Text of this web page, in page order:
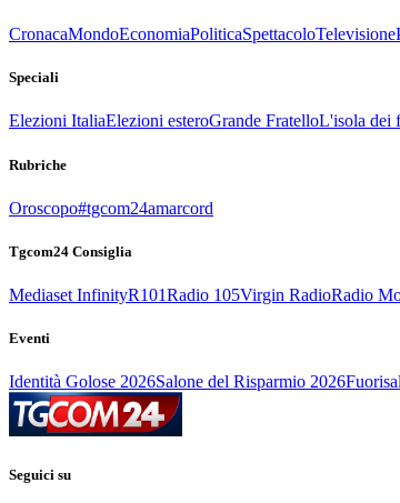
CronacaMondoEconomiaPoliticaSpettacoloTelevisione
Speciali
Elezioni ItaliaElezioni esteroGrande FratelloL'isola dei
Rubriche
Oroscopo#tgcom24amarcord
Tgcom24 Consiglia
Mediaset InfinityR101Radio 105Virgin RadioRadio
Eventi
Identità Golose 2026Salone del Risparmio 2026
Seguici su